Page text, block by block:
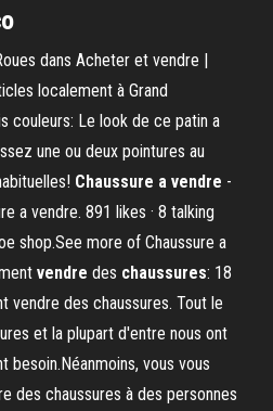
dans Acheter et vendre |
localement à Grand
couleurs: Le look de ce patin a
une ou deux pointures au
Chaussure a vendre -
a vendre. 891 likes · 8 talking
shop.See more of Chaussure a
vendre des chaussures: 18
vendre des chaussures. Tout le
et la plupart d'entre nous ont
besoin.Néanmoins, vous vous
des chaussures à des personnes